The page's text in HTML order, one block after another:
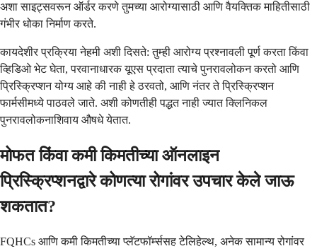
अशा साइट्सवरून ऑर्डर करणे तुमच्या आरोग्यासाठी आणि वैयक्तिक माहितीसाठी
गंभीर धोका निर्माण करते.
कायदेशीर प्रक्रिया नेहमी अशी दिसते: तुम्ही आरोग्य प्रश्नावली पूर्ण करता किंवा
व्हिडिओ भेट घेता, परवानाधारक यूएस प्रदाता त्याचे पुनरावलोकन करतो आणि
प्रिस्क्रिप्शन योग्य आहे की नाही हे ठरवतो, आणि नंतर ते प्रिस्क्रिप्शन
फार्मसीमध्ये पाठवले जाते. अशी कोणतीही पद्धत नाही ज्यात क्लिनिकल
पुनरावलोकनाशिवाय औषधे येतात.
मोफत किंवा कमी किमतीच्या ऑनलाइन
प्रिस्क्रिप्शनद्वारे कोणत्या रोगांवर उपचार केले जाऊ
शकतात?
FQHCs आणि कमी किमतीच्या प्लॅटफॉर्म्ससह टेलिहेल्थ, अनेक सामान्य रोगांवर